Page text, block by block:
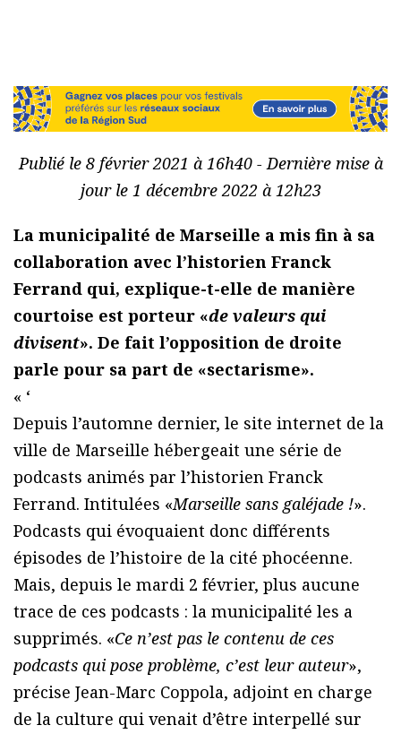
Publié le 8 février 2021 à 16h40 - Dernière mise à
jour le 1 décembre 2022 à 12h23
La municipalité de Marseille a mis fin à sa
collaboration avec l’historien Franck
Ferrand qui, explique-t-elle de manière
courtoise est porteur «de valeurs qui
divisent». De fait l’opposition de droite
parle pour sa part de «sectarisme».
« ‘
Depuis l’automne dernier, le site internet de la
ville de Marseille hébergeait une série de
podcasts animés par l’historien Franck
Ferrand. Intitulées «Marseille sans galéjade !».
Podcasts qui évoquaient donc différents
épisodes de l’histoire de la cité phocéenne.
Mais, depuis le mardi 2 février, plus aucune
trace de ces podcasts : la municipalité les a
supprimés. «Ce n’est pas le contenu de ces
podcasts qui pose problème, c’est leur auteur»,
précise Jean-Marc Coppola, adjoint en charge
de la culture qui venait d’être interpellé sur